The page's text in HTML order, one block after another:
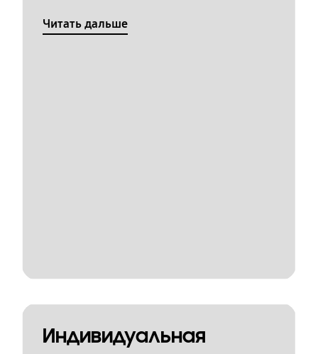
Читать дальше
Индивидуальная